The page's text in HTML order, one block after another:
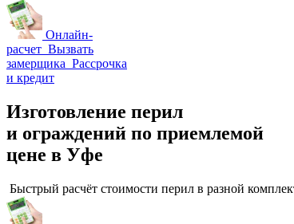
Онлайн-
расчет Вызвать
замерщика Рассрочка
и кредит
Изготовление перил
и ограждений по приемлемой
цене в Уфе
Быстрый расчёт стоимости перил в разной